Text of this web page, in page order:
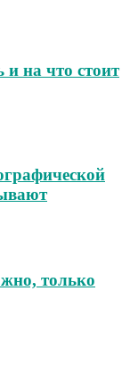
и на что стоит
только